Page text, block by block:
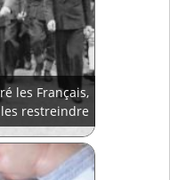
les Français,
restreindre